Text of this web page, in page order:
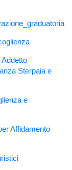
Sterpaia e
e
Affidamento